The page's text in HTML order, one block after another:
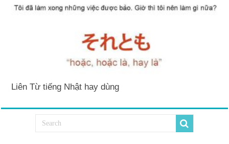
Liên Từ tiếng Nhật hay dùng